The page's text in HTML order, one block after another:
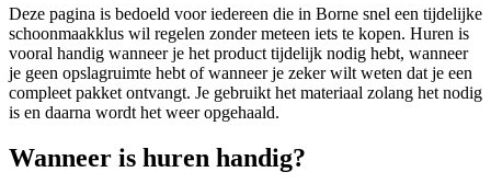
Deze pagina is bedoeld voor iedereen die in Borne snel een tijdelijke
schoonmaakklus wil regelen zonder meteen iets te kopen. Huren is
vooral handig wanneer je het product tijdelijk nodig hebt, wanneer
je geen opslagruimte hebt of wanneer je zeker wilt weten dat je een
compleet pakket ontvangt. Je gebruikt het materiaal zolang het nodig
is en daarna wordt het weer opgehaald.
Wanneer is huren handig?